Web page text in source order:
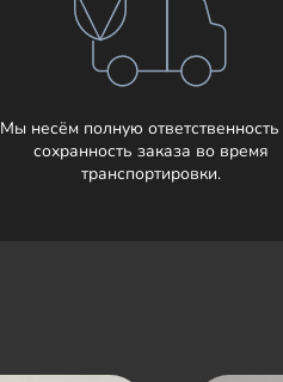
Мы несём полную ответственность
сохранность заказа во время
транспортировки.